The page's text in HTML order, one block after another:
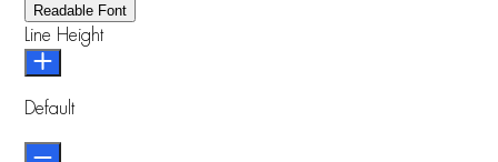
Readable Font
Line Height
Default